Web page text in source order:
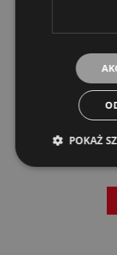
Neutrik NL 2
POKAŻ